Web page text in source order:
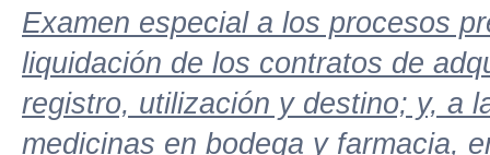
Examen especial a los procesos
liquidación de los contratos de
registro, utilización y destino; y, a
medicinas en bodega y farmacia,